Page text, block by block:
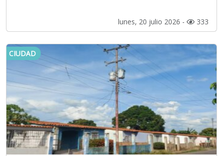
lunes, 20 julio 2026 - 333
CIUDAD